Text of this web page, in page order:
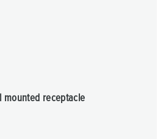
mounted receptacle